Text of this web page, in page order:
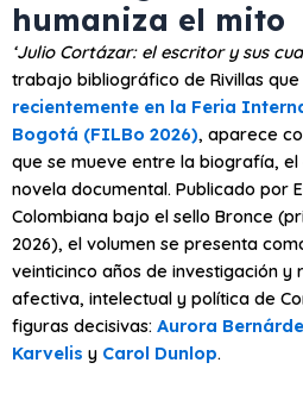
humaniza el mito
‘Julio Cortázar: el escritor y sus
trabajo bibliográfico de Rivillas que
recientemente en la Feria
Bogotá (FILBo 2026), aparece
que se mueve entre la biografía,
novela documental. Publicado por
Colombiana bajo el sello Bronce
2026), el volumen se presenta
veinticinco años de investigación y
afectiva, intelectual y política de
figuras decisivas: Aurora
Karvelis y Carol Dunlop.